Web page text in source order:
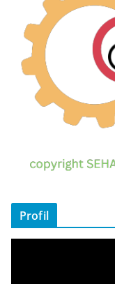
Profil